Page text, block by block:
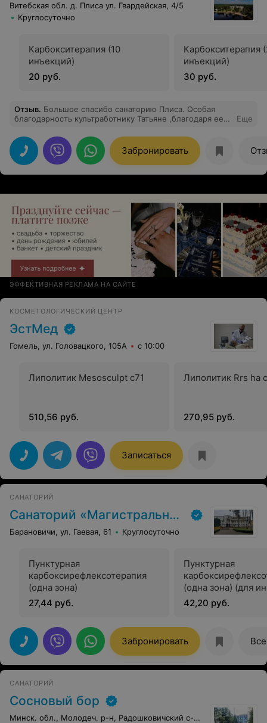
Витебская обл. д. Плиса ул. Гвардейская, 4/5
Круглосуточно
Карбокситерапия (10
инъекций)
20 руб.
Карбокситерапия
инъекций)
30 руб.
Отзыв. Большое спасибо санаторию Плиса. Особая
благодарность культработнику Татьяне ,благодаря ее
атмосфера,гости смогли познакомиться друг с
другом,проявили свои таланты, получили участники
игр отличные призы,я на долго запомню эти вечера и
замечательные песни в исполнении Татьяны. Лечить
нужно не только тело ,но и душу я ее полечила
спасибо Вам, Татьяна. Радуйте гостей своим
присутствием и замечательной работой!!!!!
Еще
Забронировать
ЭФФЕКТИВНАЯ РЕКЛАМА НА САЙТЕ
КОСМЕТОЛОГИЧЕСКИЙ ЦЕНТР
ЭстМед
Гомель, ул. Головацкого, 105А с 10:00
Липолитик Mesosculpt с71
510,56 руб.
Липолитик Rrs ha
270,95 руб.
Записаться
САНАТОРИЙ
Санаторий «Магистральный»
Барановичи, ул. Гаевая, 61 Круглосуточно
Пунктурная
карбоксирефлексотерапия
(одна зона)
27,44 руб.
Пунктурная
(одна зона) (для
граждан)
42,20 руб.
Забронировать
САНАТОРИЙ
Сосновый бор
Минск. обл., Молодеч. р-н, Радошковичский c-с, 1